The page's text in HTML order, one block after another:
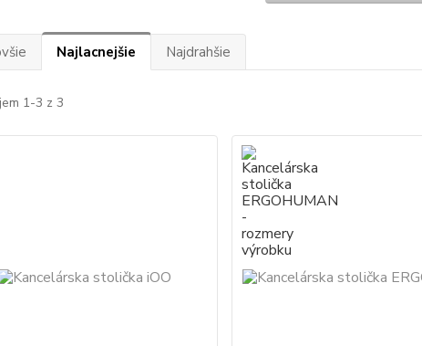
Najlacnejšie Najdrahšie
1-3 z 3